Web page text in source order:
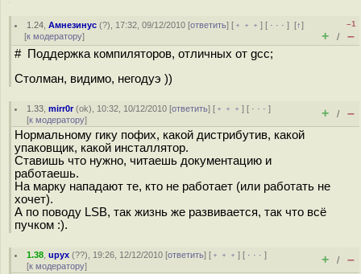
1.24 ,Амнезинус (?), 17:32, 09/12/2010 [ответить] [ ﹢﹢﹢] [ · · ·][↑]
[к модератору]
–1
+ / –
# Поддержка компиляторов, отличных от gcc;
Столман, видимо, негодуэ ))
1.33 ,mirr0r(ok), 10:32, 10/12/2010 [ответить] [ ﹢﹢﹢] [ · · ·]
[к модератору] + / –
Нормальному гику пофих, какой дистрибутив, какой
упаковщик, какой инсталлятор.
Ставишь что нужно, читаешь документацию и
работаешь.
На марку нападают те, кто не работает (или работать не
хочет).
А по поводу LSB, так жизнь же развивается, так что всё
пучком :).
1.38 ,upyx (??), 19:26, 12/12/2010 [ответить] [ ﹢﹢﹢] [ · · ·]
[к модератору] + / –